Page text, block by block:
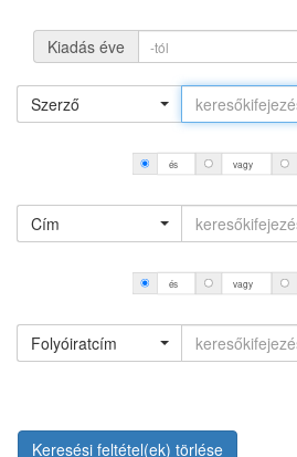
Kiadás éve
Szerző
és vagy
Cím
és vagy
Folyóiratcím
Keresési feltétel(ek) törlése